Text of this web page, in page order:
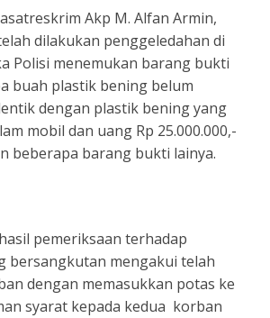
Akp M. Alfan Armin,
dilakukan penggeledahan di
Polisi menemukan barang bukti
buah plastik bening belum
dengan plastik bening yang
mobil dan uang Rp 25.000.000,-
beberapa barang bukti lainya.
pemeriksaan terhadap
bersangkutan mengakui telah
dengan memasukkan potas ke
syarat kepada kedua korban